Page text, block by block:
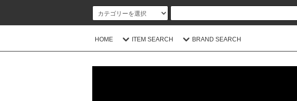
HOME ITEM SEARCH BRAND SEARCH